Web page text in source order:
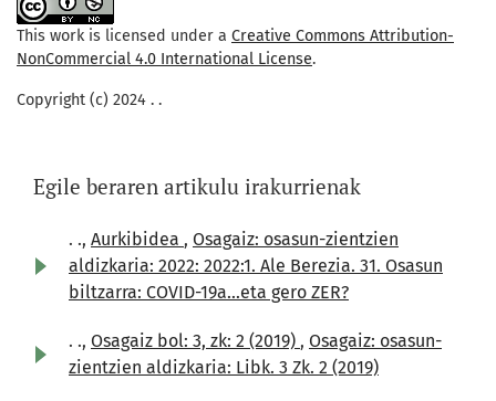
This work is licensed under a Creative Commons Attribution-
NonCommercial 4.0 International License.
Copyright (c) 2024 . .
Egile beraren artikulu irakurrienak
. ., Aurkibidea , Osagaiz: osasun-zientzien
aldizkaria: 2022: 2022:1. Ale Berezia. 31. Osasun
biltzarra: COVID-19a...eta gero ZER?
. ., Osagaiz bol: 3, zk: 2 (2019) , Osagaiz: osasun-
zientzien aldizkaria: Libk. 3 Zk. 2 (2019)